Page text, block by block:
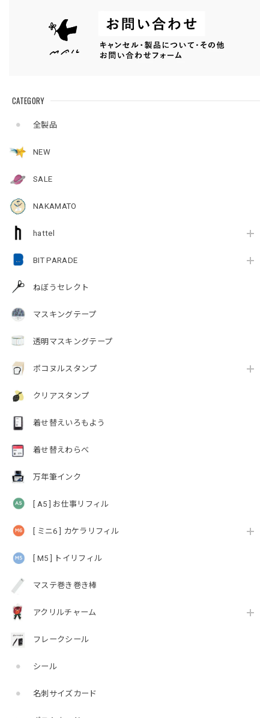
CATEGORY
全製品
NEW
SALE
NAKAMATO
hattel
BIT PARADE
ねぼうセレクト
マスキングテープ
透明マスキングテープ
ポコヌルスタンプ
クリアスタンプ
着せ替えいろもよう
着せ替えわらべ
万年筆インク
[ A5 ] お仕事リフィル
[ ミニ6 ] カケラリフィル
[ M5 ] トイリフィル
マステ巻き巻き棒
アクリルチャーム
フレークシール
シール
名刺サイズカード